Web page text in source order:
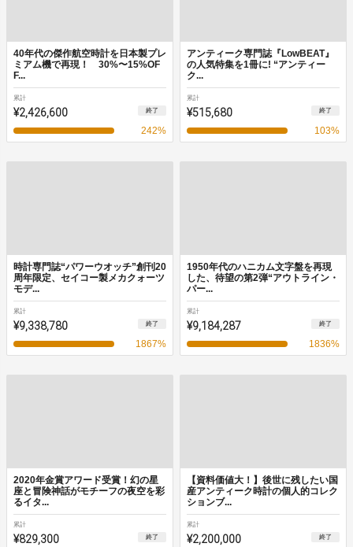
40年代の傑作航空時計を日本製プレ
ミアム機で再現！ 30%〜15%OF
F...
累計
¥2,426,600 終了
242%
アンティーク専門誌『LowBEAT』
の人気特集を1冊に! “アンティー
ク...
累計
¥515,680 終了
103%
時計専門誌“パワーウオッチ”創刊20
周年限定、セイコー製メカクォーツ
モデ...
累計
¥9,338,780 終了
1867%
1950年代のハニカム文字盤を再現
した、待望の第2弾“アウトライン・
パー...
累計
¥9,184,287 終了
1836%
2020年金賞アワード受賞！幻の星
座と冒険神話がモチーフの夜空を彩
るイタ...
累計
¥829,300 終了
【資料価値大！】後世に残したい国
産アンティーク時計の個人的コレク
ションブ...
累計
¥2,200,000 終了